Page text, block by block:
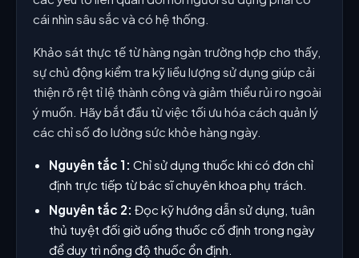
cái nhìn sâu sắc và có hệ thống.
Khảo sát thực tế từ hàng ngàn trường hợp cho thấy,
sự chủ động kiểm tra kỹ liều lượng sử dụng giúp cải
thiện rõ rệt tỉ lệ thành công và giảm thiểu rủi ro ngoài
ý muốn. Hãy bắt đầu từ việc tối ưu hóa cách quản lý
các chỉ số đo lường sức khỏe hàng ngày.
Nguyên tắc 1: Chỉ sử dụng thuốc khi có đơn chỉ
định trực tiếp từ bác sĩ chuyên khoa phụ trách.
Nguyên tắc 2: Đọc kỹ hướng dẫn sử dụng, tuân
thủ tuyệt đối giờ uống thuốc cố định trong ngày
để duy trì nồng độ thuốc ổn định.